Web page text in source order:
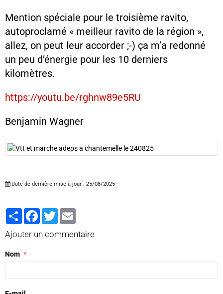
Mention spéciale pour le troisième ravito,
autoproclamé « meilleur ravito de la région »,
allez, on peut leur accorder ;-) ça m’a redonné
un peu d’énergie pour les 10 derniers
kilomètres.
https://youtu.be/rghnw89e5RU
Benjamin Wagner
Date de dernière mise à jour : 25/08/2025
PartagerFacebook
Twitter
Ajouter un commentaire
Nom